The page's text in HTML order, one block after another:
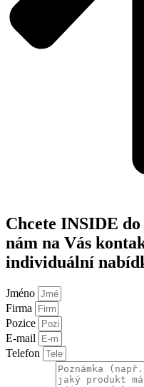
Chcete INSIDE
nám na Vás
individuální
Jméno
Firma
Pozice
E-mail
Telefon